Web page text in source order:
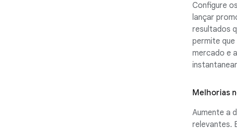
Configure
lançar
resultados
permite que
mercado e
Melhorias
Aumente a
relevantes.